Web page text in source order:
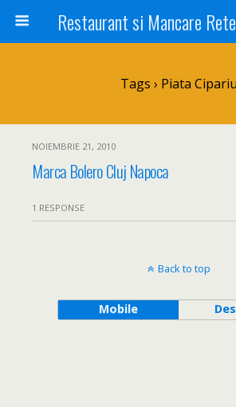
Tags › Piata Cipariu
NOIEMBRIE 21, 2010
Marca Bolero Cluj Napoca
1 RESPONSE
Back to top
Mobile